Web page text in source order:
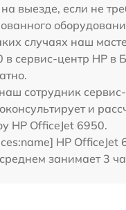
выезде, если не
случаях наш
в сервис-центр HP в
сотрудник
и
HP OfficeJet 6950.
HP OfficeJet
среднем занимает 3